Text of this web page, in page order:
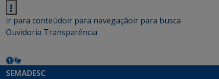
ir para conteúdoir para navegaçãoir para busca
Ouvidoria Transparência
SEMADESC